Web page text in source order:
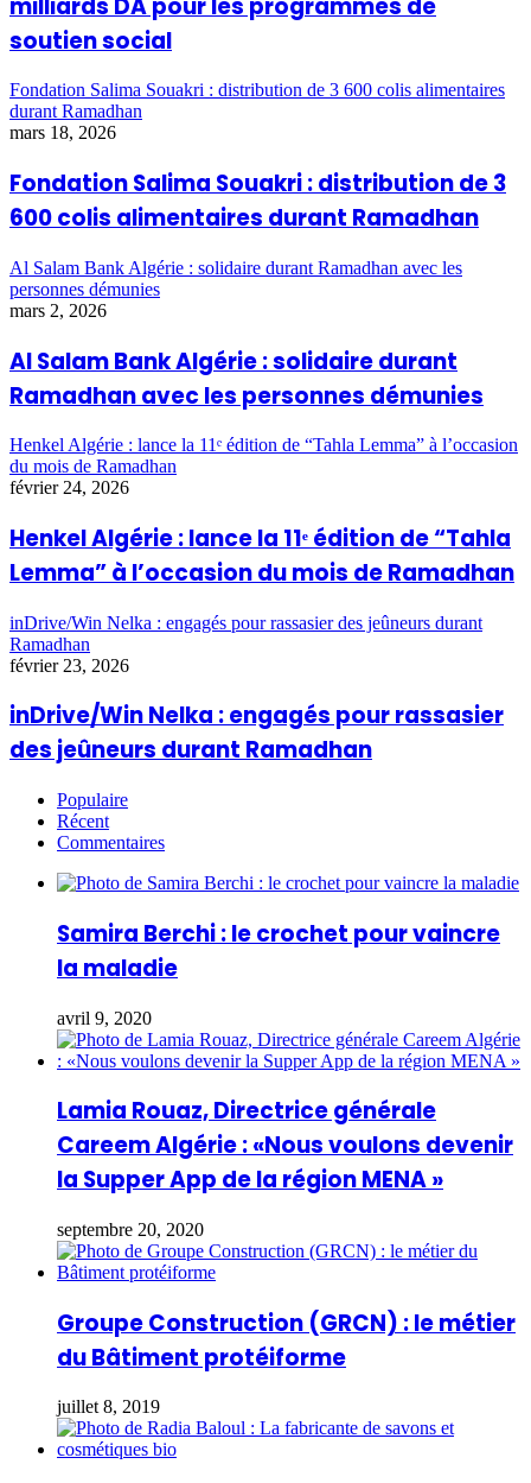
soutien social
Fondation Salima Souakri : distribution de 3 600 colis alimentaires
durant Ramadhan
mars 18, 2026
Fondation Salima Souakri : distribution de 3
600 colis alimentaires durant Ramadhan
Al Salam Bank Algérie : solidaire durant Ramadhan avec les
personnes démunies
mars 2, 2026
Al Salam Bank Algérie : solidaire durant
Ramadhan avec les personnes démunies
Henkel Algérie : lance la 11ᵉ édition de “Tahla Lemma” à l’occasion
du mois de Ramadhan
février 24, 2026
Henkel Algérie : lance la 11ᵉ édition de “Tahla
Lemma” à l’occasion du mois de Ramadhan
inDrive/Win Nelka : engagés pour rassasier des jeûneurs durant
Ramadhan
février 23, 2026
inDrive/Win Nelka : engagés pour rassasier
des jeûneurs durant Ramadhan
Populaire
Récent
Commentaires
Samira Berchi : le crochet pour vaincre
la maladie
avril 9, 2020
Lamia Rouaz, Directrice générale
Careem Algérie : «Nous voulons devenir
la Supper App de la région MENA »
septembre 20, 2020
Groupe Construction (GRCN) : le métier
du Bâtiment protéiforme
juillet 8, 2019